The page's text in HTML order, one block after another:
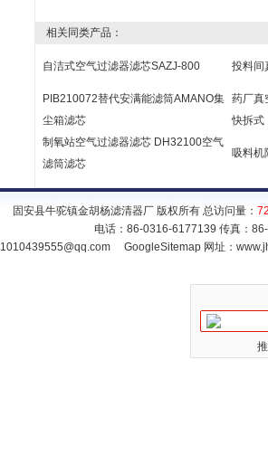
相关同类产品：
自洁式空气过滤器滤芯SAZJ-800 投料间
PIB210072替代安满能滤筒AMANO集
尘箱滤芯
药厂真
快拆式
制氧站空气过滤器滤芯 DH32100空气
滤筒滤芯
吸料机
固安县牛驼镇金胡杨滤清器厂 版权所有 总访问量：
电话：86-0316-6177139 传真：
1010439555@qq.com GoogleSitemap网址：